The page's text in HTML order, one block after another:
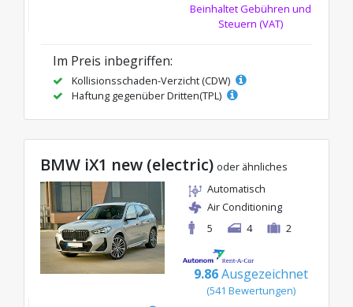
Beinhaltet Gebühren und
Steuern (VAT)
Im Preis inbegriffen:
Kollisionsschaden-Verzicht (CDW)
Haftung gegenüber Dritten(TPL)
BMW iX1 new (electric) oder ähnliches
Automatisch
Air Conditioning
5
4 2
9.86 Ausgezeichnet
(541 Bewertungen)